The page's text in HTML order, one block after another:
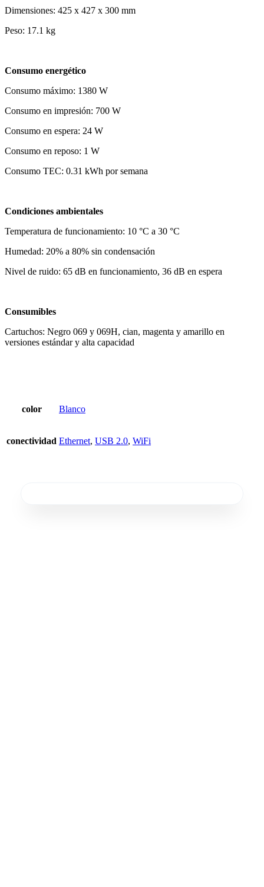
Dimensiones: 425 x 427 x 300 mm
Peso: 17.1 kg
Consumo energético
Consumo máximo: 1380 W
Consumo en impresión: 700 W
Consumo en espera: 24 W
Consumo en reposo: 1 W
Consumo TEC: 0.31 kWh por semana
Condiciones ambientales
Temperatura de funcionamiento: 10 °C a 30 °C
Humedad: 20% a 80% sin condensación
Nivel de ruido: 65 dB en funcionamiento, 36 dB en espera
Consumibles
Cartuchos: Negro 069 y 069H, cian, magenta y amarillo en
versiones estándar y alta capacidad
color Blanco
conectividad Ethernet, USB 2.0, WiFi